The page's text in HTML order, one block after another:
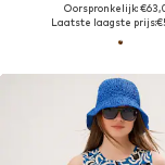
Oorspronkelijk:
Laatste laagste prijs: